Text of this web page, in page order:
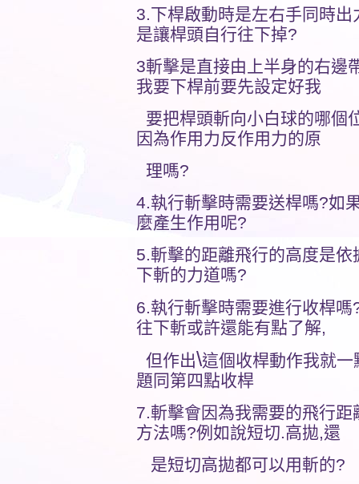
3.下桿啟動時是左右手同時
是讓桿頭自行往下掉?
3斬擊是直接由上半身的右邊
我要下桿前要先設定好我
要把桿頭斬向小白球的哪個
因為作用力反作用力的原
理嗎?
4.執行斬擊時需要送桿嗎?如
麼產生作用呢?
5.斬擊的距離飛行的高度是
下斬的力道嗎?
6.執行斬擊時需要進行收桿
往下斬或許還能有點了解,
但作出\這個收桿動作我就
題同第四點收桿
7.斬擊會因為我需要的飛行
方法嗎?例如說短切.高拋,還
是短切高拋都可以用斬的?